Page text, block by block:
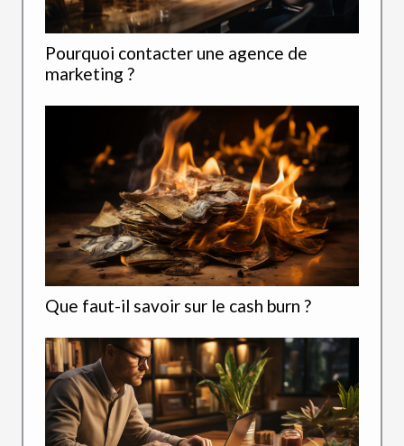
Pourquoi contacter une agence de
marketing ?
Que faut-il savoir sur le cash burn ?